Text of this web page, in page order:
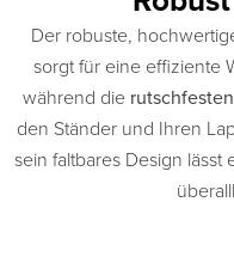
Der robuste,
sorgt für eine effiziente
während dierutschfesten
den Ständer und Ihren
sein faltbares Design